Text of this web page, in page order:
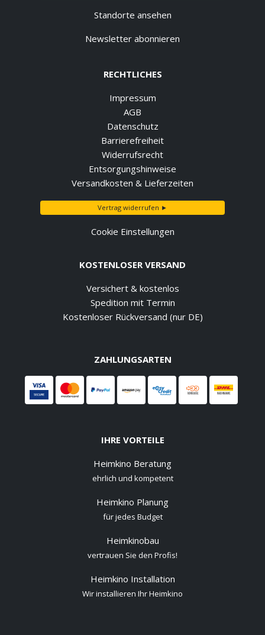
Standorte ansehen
Newsletter abonnieren
RECHTLICHES
Impressum
AGB
Datenschutz
Barrierefreiheit
Widerrufsrecht
Entsorgungshinweise
Versandkosten & Lieferzeiten
Vertrag widerrufen ►
Cookie Einstellungen
KOSTENLOSER VERSAND
Versichert & kostenlos
Spedition mit Termin
Kostenloser Rückversand (nur DE)
ZAHLUNGSARTEN
IHRE VORTEILE
Heimkino Beratung
ehrlich und kompetent
Heimkino Planung
für jedes Budget
Heimkinobau
vertrauen Sie den Profis!
Heimkino Installation
Wir installieren Ihr Heimkino